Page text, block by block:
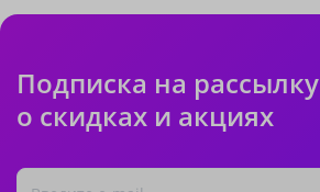
Подписка на рассылку
о скидках и акциях